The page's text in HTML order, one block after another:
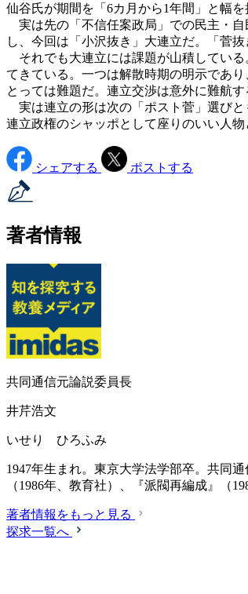
仙谷氏が期間を「6カ月から1年間」と幅
実は先の「不信任案政局」での民主・自
し、今回は「小沢抜き」大連立だ。「菅
それでも大連立には課題が山積している
てきている。一つは解散時期の明示であ
とっては難題だ。連立交渉は意外に難航す
実は連立の形は次の「ポスト菅」選びと
連立政権のシャッポとして座りのいい人
シェアする ポストする
著者情報
共同通信元論説委員長
井芹浩文
いせり ひろふみ
1947年生まれ。東京大学法学部卒。共同
（1986年、教育社）、『派閥再編成』（
著者情報をもっと見る
探求一覧へ